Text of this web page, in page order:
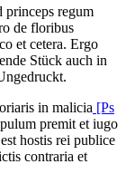
princeps regum
de floribus
et cetera. Ergo
Stück auch in
in malicia [Ps
premit et iugo
hostis rei publice
contraria et